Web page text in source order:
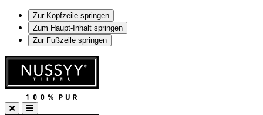
Zur Kopfzeile springen
Zum Haupt-Inhalt springen
Zur Fußzeile springen